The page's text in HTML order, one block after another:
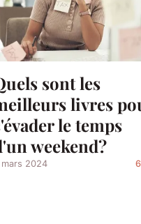
sont les
livres
le temps
weekend?
mars 2024